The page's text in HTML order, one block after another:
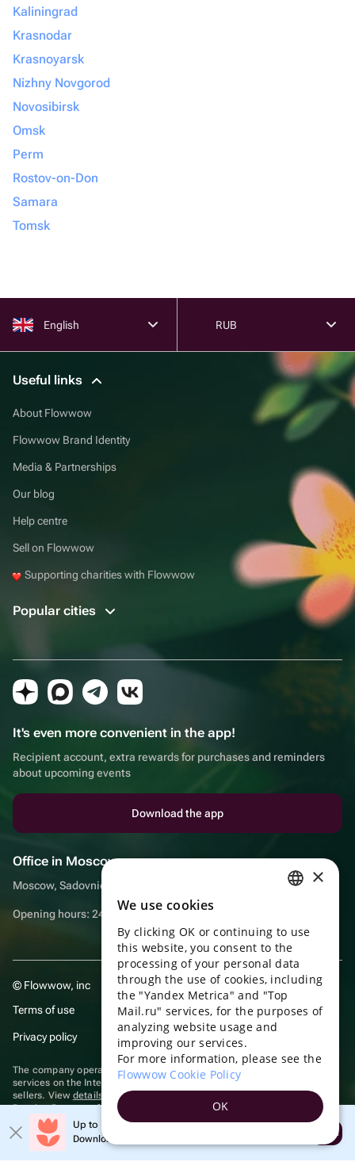
Kaliningrad
Krasnodar
Krasnoyarsk
Nizhny Novgorod
Novosibirsk
Omsk
Perm
Rostov-on-Don
Samara
Tomsk
English RUB
Useful links
About Flowwow
Flowwow Brand Identity
Media & Partnerships
Our blog
Help centre
Sell on Flowwow
Supporting charities with Flowwow
Popular cities
It's even more convenient in the app!
Recipient account, extra rewards for purchases and reminders
about upcoming events
Download the app
Office in Moscow
Moscow, Sadovnicheskaya embankment, 9, room 2/3
Opening hours: 24/7
© Flowwow, inc
Terms of use
Privacy policy
The company operates in the information technology sector, providing
services on the Internet for placing offers (listings) of goods for sale by
sellers. View details of software
included in the Unified Register of
Russian Programs for Electronic Computers and Databases.
Recommendation technologies
Up to 10% off your first order
Download the app & get your promo
Open
ENGLISH
UKRAINIAN
PORTUGUESE
SPANISH
TURKISH
GERMAN
×
We use cookies
By clicking OK or continuing to use
this website, you consent to the
processing of your personal data
through the use of cookies, including
the "Yandex Metrica" and "Top
Mail.ru" services, for the purposes of
analyzing website usage and
improving our services.
For more information, please see the
Flowwow Cookie Policy
OK